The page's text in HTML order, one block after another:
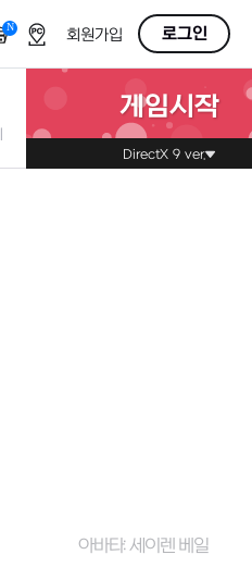
N OFF회원가입 로그인
게임시작
DirectX 9 ver.
아바타: 세이렌 베일